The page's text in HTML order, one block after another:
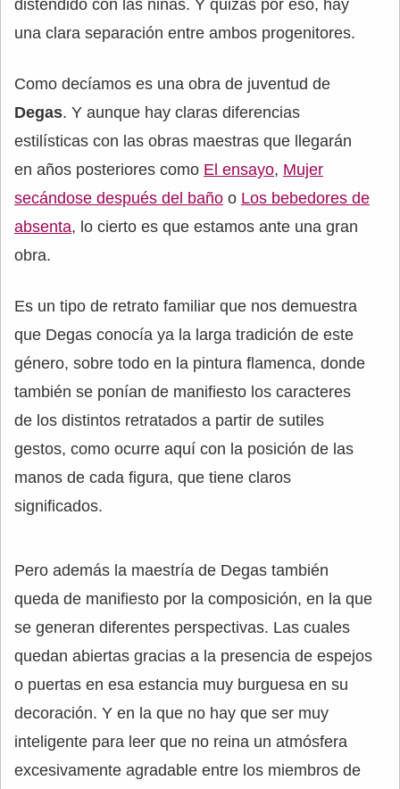
distendido con las niñas. Y quizás por eso, hay
una clara separación entre ambos progenitores.
Como decíamos es una obra de juventud de
Degas. Y aunque hay claras diferencias
estilísticas con las obras maestras que llegarán
en años posteriores como El ensayo, Mujer
secándose después del baño o Los bebedores de
absenta, lo cierto es que estamos ante una gran
obra.
Es un tipo de retrato familiar que nos demuestra
que Degas conocía ya la larga tradición de este
género, sobre todo en la pintura flamenca, donde
también se ponían de manifiesto los caracteres
de los distintos retratados a partir de sutiles
gestos, como ocurre aquí con la posición de las
manos de cada figura, que tiene claros
significados.
Pero además la maestría de Degas también
queda de manifiesto por la composición, en la que
se generan diferentes perspectivas. Las cuales
quedan abiertas gracias a la presencia de espejos
o puertas en esa estancia muy burguesa en su
decoración. Y en la que no hay que ser muy
inteligente para leer que no reina un atmósfera
excesivamente agradable entre los miembros de